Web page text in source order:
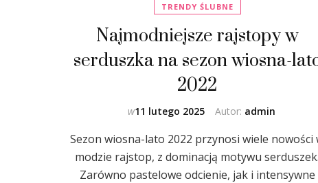
TRENDY ŚLUBNE
Najmodniejsze rajstopy w
serduszka na sezon wiosna-
2022
Autor: admin
w11 lutego 2025
Sezon wiosna-lato 2022 przynosi wiele nowości
modzie rajstop, z dominacją motywu serduszek.
Zarówno pastelowe odcienie, jak i intensywne